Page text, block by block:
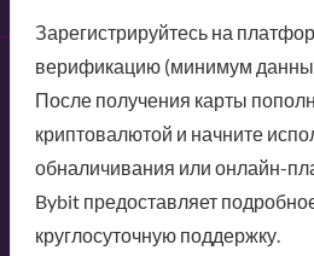
Зарегистрируйтесь на
верификацию (минимум
После получения карты
криптовалютой и начните
обналичивания или онлайн-
Bybit предоставляет
круглосуточную поддержку.